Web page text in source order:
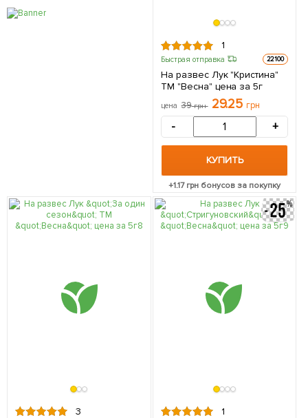
1
Быстрая отправка 22100
На развес Лук "Кристина"
ТМ "Весна" цена за 5г
цена 39грн 29.25 грн
- +
КУПИТЬ
+1.17грн бонусов за покупку
3 1